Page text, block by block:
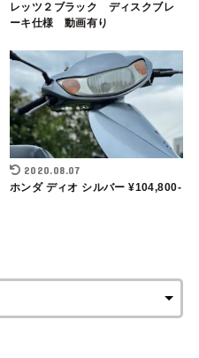
レッツ２ブラック ディスクブレ
ーキ仕様 動画有り
2020.08.07
ホンダ ディオ シルバー ¥104,800-